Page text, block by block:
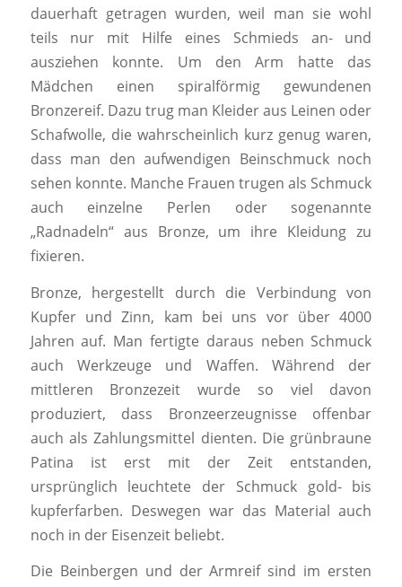
dauerhaft getragen wurden, weil man sie wohl
teils nur mit Hilfe eines Schmieds an- und
ausziehen konnte. Um den Arm hatte das
Mädchen einen spiralförmig gewundenen
Bronzereif. Dazu trug man Kleider aus Leinen oder
Schafwolle, die wahrscheinlich kurz genug waren,
dass man den aufwendigen Beinschmuck noch
sehen konnte. Manche Frauen trugen als Schmuck
auch einzelne Perlen oder sogenannte
„Radnadeln“ aus Bronze, um ihre Kleidung zu
fixieren.
Bronze, hergestellt durch die Verbindung von
Kupfer und Zinn, kam bei uns vor über 4000
Jahren auf. Man fertigte daraus neben Schmuck
auch Werkzeuge und Waffen. Während der
mittleren Bronzezeit wurde so viel davon
produziert, dass Bronzeerzeugnisse offenbar
auch als Zahlungsmittel dienten. Die grünbraune
Patina ist erst mit der Zeit entstanden,
ursprünglich leuchtete der Schmuck gold- bis
kupferfarben. Deswegen war das Material auch
noch in der Eisenzeit beliebt.
Die Beinbergen und der Armreif sind im ersten